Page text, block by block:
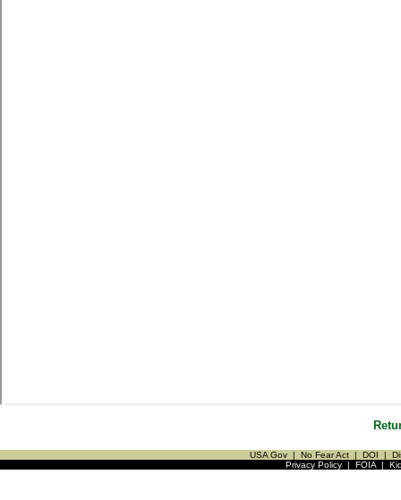
USA Gov | No Fear Act | DOI |
Privacy Policy| FOIA|